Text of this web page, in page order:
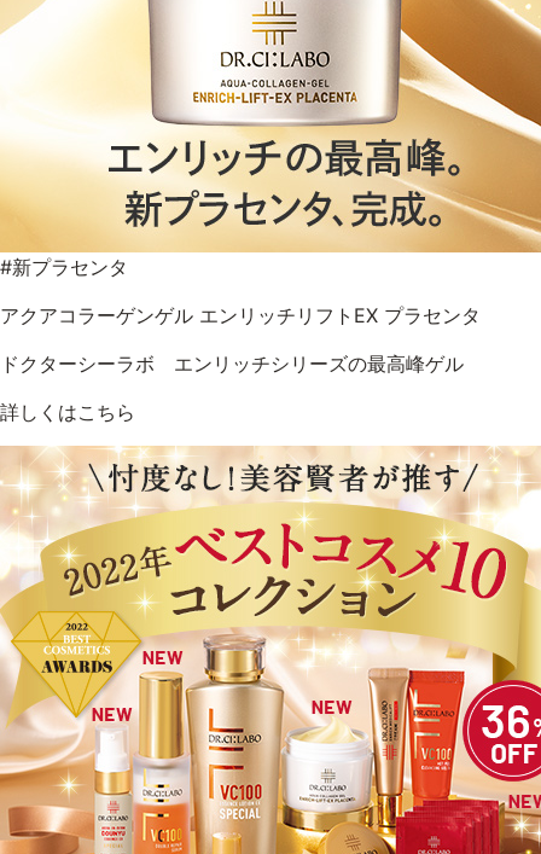
#新プラセンタ
アクアコラーゲンゲル エンリッチリフトEX プラセンタ
ドクターシーラボ エンリッチシリーズの最高峰ゲル
詳しくはこちら